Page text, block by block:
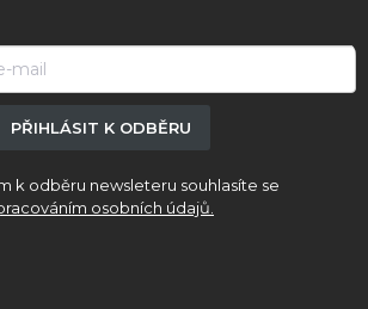
PŘIHLÁSIT K ODBĚRU
k odběru newsleteru souhlasíte se
osobních údajů.